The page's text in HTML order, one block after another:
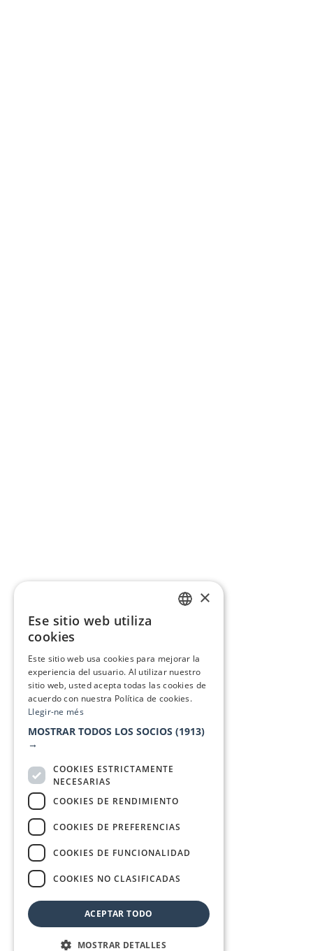
×
Ese sitio web utiliza
cookies
Este sitio web usa cookies para mejorar la
experiencia del usuario. Al utilizar nuestro
sitio web, usted acepta todas las cookies de
acuerdo con nuestra Política de cookies.
Llegir-ne més
MOSTRAR TODOS LOS SOCIOS (1913)
→
COOKIES ESTRICTAMENTE
NECESARIAS
COOKIES DE RENDIMIENTO
COOKIES DE PREFERENCIAS
COOKIES DE FUNCIONALIDAD
COOKIES NO CLASIFICADAS
ACEPTAR TODO
MOSTRAR DETALLES